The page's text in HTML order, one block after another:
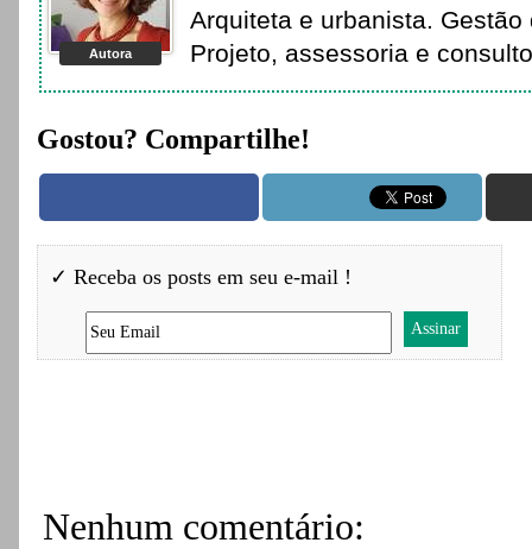
Autora
Arquiteta e urbanista.
Projeto, assessoria e
Gostou? Compartilhe!
✓ Receba os posts em seu e-mail !
Nenhum comentário: